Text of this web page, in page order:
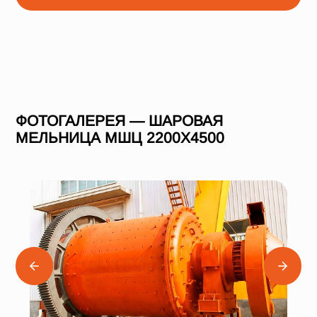
ФОТОГАЛЕРЕЯ — ШАРОВАЯ
МЕЛЬНИЦА МШЦ 2200Х4500